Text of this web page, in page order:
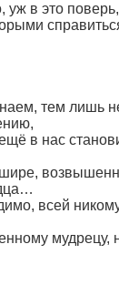
уж в это
тем лишь
в нас
всей
мудрецу,